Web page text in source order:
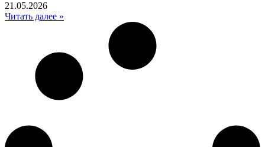
21.05.2026
Читать далее »